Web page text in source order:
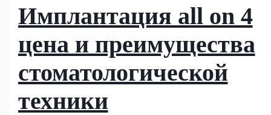
Имплантация all on 4
цена и преимущества
стоматологической
техники